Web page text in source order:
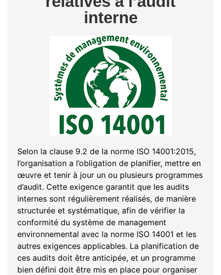
interne
Selon la clause 9.2 de la norme ISO 14001:2015,
l’organisation a l’obligation de planifier, mettre en
œuvre et tenir à jour un ou plusieurs programmes
d’audit. Cette exigence garantit que les audits
internes sont régulièrement réalisés, de manière
structurée et systématique, afin de vérifier la
conformité du système de management
environnemental avec la norme ISO 14001 et les
autres exigences applicables. La planification de
ces audits doit être anticipée, et un programme
bien défini doit être mis en place pour organiser